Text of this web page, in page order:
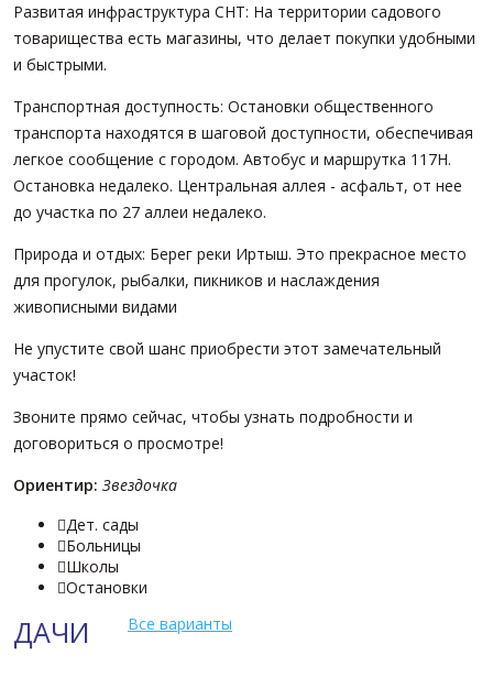
Развитая инфраструктура СНТ: На территории садового
товарищества есть магазины, что делает покупки удобными
и быстрыми.
Транспортная доступность: Остановки общественного
транспорта находятся в шаговой доступности, обеспечивая
легкое сообщение с городом. Автобус и маршрутка 117Н.
Остановка недалеко. Центральная аллея - асфальт, от нее
до участка по 27 аллеи недалеко.
Природа и отдых: Берег реки Иртыш. Это прекрасное место
для прогулок, рыбалки, пикников и наслаждения
живописными видами
Не упустите свой шанс приобрести этот замечательный
участок!
Звоните прямо сейчас, чтобы узнать подробности и
договориться о просмотре!
Ориентир: Звездочка
Дет. сады
Больницы
Школы
Остановки
ДАЧИ Все варианты